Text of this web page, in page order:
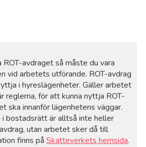
avdraget så måste du vara
vid arbetets utförande. ROT-avdrag
i hyreslägenheter. Gäller arbetet
reglerna, för att kunna nyttja ROT-
ska innanför lägenhetens väggar.
i bostadsrätt är alltså inte heller
utan arbetet sker då till
finns påSkatteverkets hemsida.